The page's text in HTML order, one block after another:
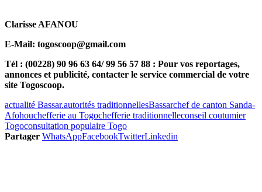
Clarisse AFANOU
E-Mail: togoscoop@gmail.com
Tél : (00228) 90 96 63 64/ 99 56 57 88 : Pour vos reportages,
annonces et publicité, contacter le service commercial de votre
site Togoscoop.
actualité Bassar.autorités traditionnellesBassarchef de canton Sanda-
Afohouchefferie au Togochefferie traditionnelleconseil coutumier
Togoconsultation populaire Togo
Partager WhatsAppFacebookTwitterLinkedin